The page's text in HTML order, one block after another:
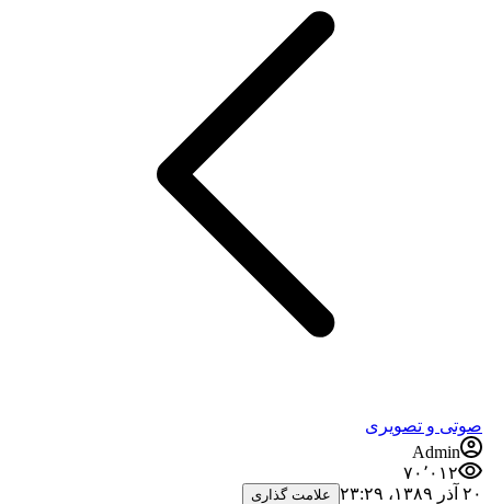
صوتی و تصویری
Admin
۷۰٬۰۱۲
۲۰ آذر ۱۳۸۹،‏ ۲۳:۲۹
علامت گذاری